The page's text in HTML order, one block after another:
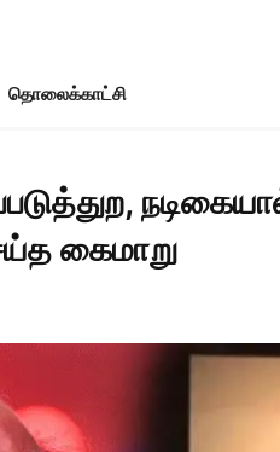
தொலைக்காட்சி
கைமாறு